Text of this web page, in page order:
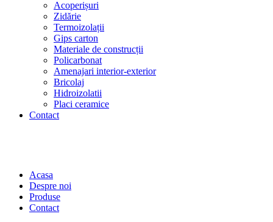
Acoperișuri
Zidărie
Termoizolații
Gips carton
Materiale de construcții
Policarbonat
Amenajari interior-exterior
Bricolaj
Hidroizolatii
Placi ceramice
Contact
Acasa
Despre noi
Produse
Contact